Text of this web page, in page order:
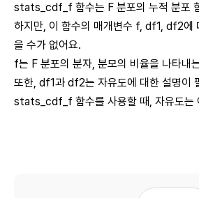
stats_cdf_f 함수는 F 분포의 누적 분포
하지만, 이 함수의 매개변수 f, df1, df2에
을 수가 없어요.
f는 F 분포의 분자, 분모의 비율을 나타내
또한, df1과 df2는 자유도에 대한 설명이
stats_cdf_f 함수를 사용할 때, 자유도는